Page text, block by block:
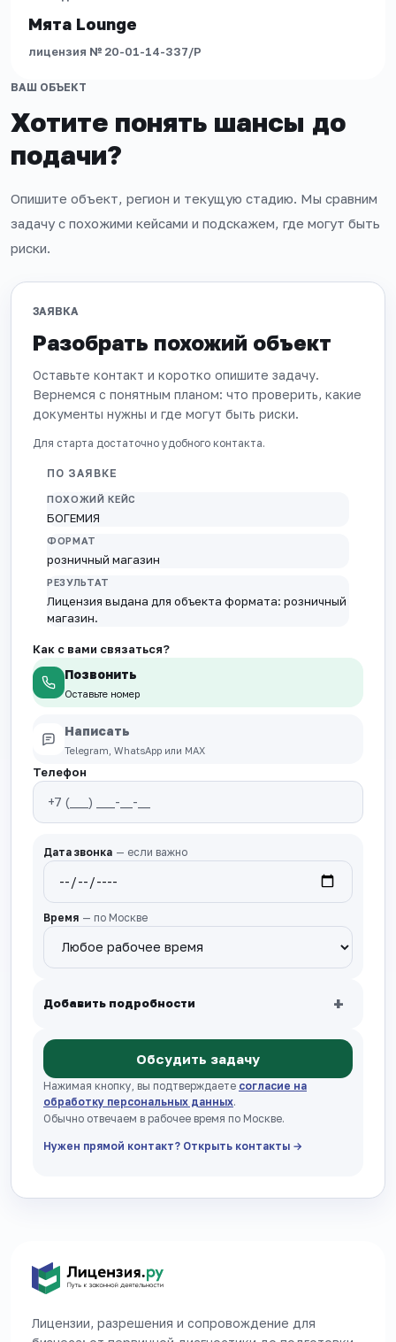
Мята Lounge
лицензия № 20-01-14-337/Р
ВАШ ОБЪЕКТ
Хотите понять шансы до
подачи?
Опишите объект, регион и текущую стадию. Мы сравним
задачу с похожими кейсами и подскажем, где могут быть
риски.
ЗАЯВКА
Разобрать похожий объект
Оставьте контакт и коротко опишите задачу.
Вернемся с понятным планом: что проверить, какие
документы нужны и где могут быть риски.
Для старта достаточно удобного контакта.
ПО ЗАЯВКЕ
ПОХОЖИЙ КЕЙС
БОГЕМИЯ
ФОРМАТ
розничный магазин
РЕЗУЛЬТАТ
Лицензия выдана для объекта формата: розничный
магазин.
Как с вами связаться?
Позвонить
Оставьте номер
Написать
Telegram, WhatsApp или MAX
Телефон
Дата звонка — если важно
Время — по Москве
Добавить подробности +
Обсудить задачу
Нажимая кнопку, вы подтверждаете согласие на
обработку персональных данных.
Обычно отвечаем в рабочее время по Москве.
Нужен прямой контакт? Открыть контакты →
Лицензии, разрешения и сопровождение для